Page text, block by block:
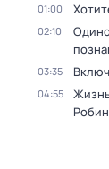
01:00
02:10
03:35
04:55